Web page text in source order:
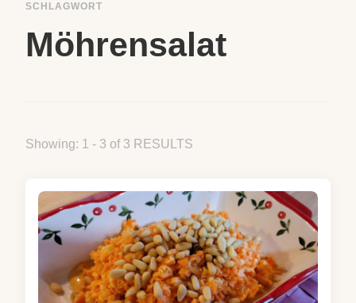
SCHLAGWORT
Möhrensalat
Showing: 1 - 3 of 3 RESULTS